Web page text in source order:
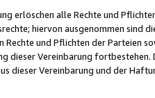
erlöschen alle Rechte und
hiervon ausgenommen sind
und Pflichten der Parteien
dieser Vereinbarung
dieser Vereinbarung und der